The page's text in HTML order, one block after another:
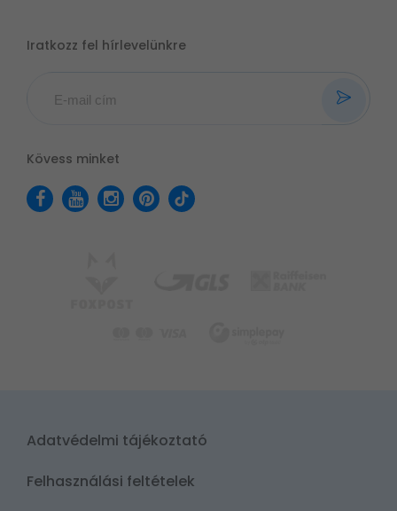
Iratkozz fel hírlevelünkre
Kövess minket
Adatvédelmi tájékoztató
Felhasználási feltételek